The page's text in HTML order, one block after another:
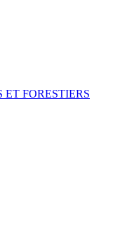
ET FORESTIERS